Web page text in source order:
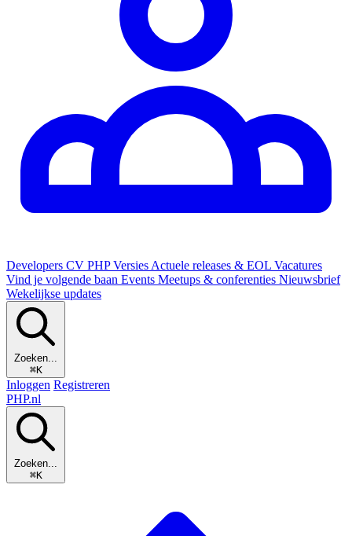
Developers CV PHP Versies Actuele releases & EOL Vacatures
Vind je volgende baan Events Meetups & conferenties Nieuwsbrief
Wekelijkse updates
Zoeken...
⌘K
Inloggen Registreren
PHP.nl
Zoeken...
⌘K